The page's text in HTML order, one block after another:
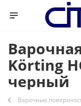
Körting
черный
Варочные